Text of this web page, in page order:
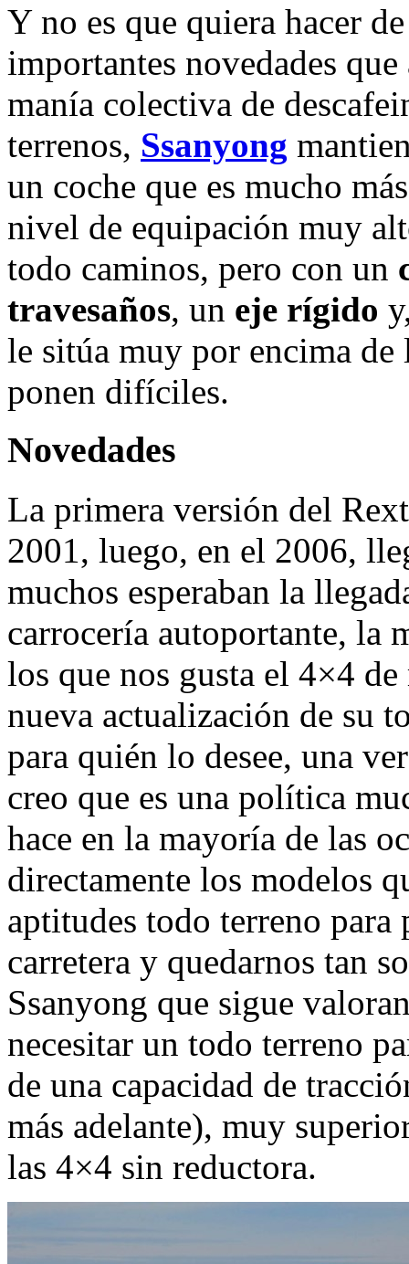
Y no es que quiera hacer
importantes novedades
manía colectiva de
terrenos, Ssanyong
un coche que es mucho
nivel de equipación muy
todo caminos, pero con un
travesaños, un eje rígido
le sitúa muy por encima de
ponen difíciles.
Novedades
La primera versión del
2001, luego, en el 2006,
muchos esperaban la
carrocería autoportante, la
los que nos gusta el 4×4
nueva actualización de su
para quién lo desee, una
creo que es una política
hace en la mayoría de las
directamente los modelos
aptitudes todo terreno
carretera y quedarnos tan
Ssanyong que sigue
necesitar un todo terreno
de una capacidad de
más adelante), muy
las 4×4 sin reductora.